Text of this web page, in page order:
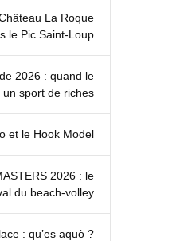
La Roque
le Pic Saint‑Loup
2026 : quand le
sport de riches
et le Hook Model
2026 : le
du beach-volley
: qu’es aquò ?